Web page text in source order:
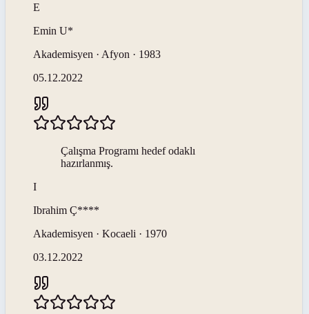
E
Emin U*
Akademisyen · Afyon · 1983
05.12.2022
Çalışma Programı hedef odaklı
hazırlanmış.
I
Ibrahim Ç****
Akademisyen · Kocaeli · 1970
03.12.2022